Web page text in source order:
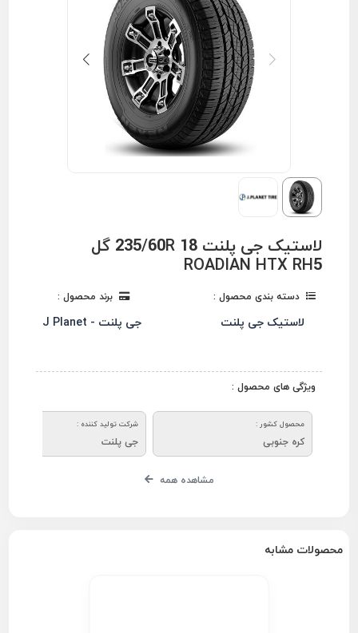
لاستیک جی پلنت 235/60R 18 گل
ROADIAN HTX RH5
دسته بندی محصول :
لاستیک جی پلنت
برند محصول :
جی پلنت - J Planet
ویژگی های محصول :
محصول کشور :
کره جنوبی
شرکت تولید کننده :
جی پلنت
مشاهده همه
محصولات مشابه